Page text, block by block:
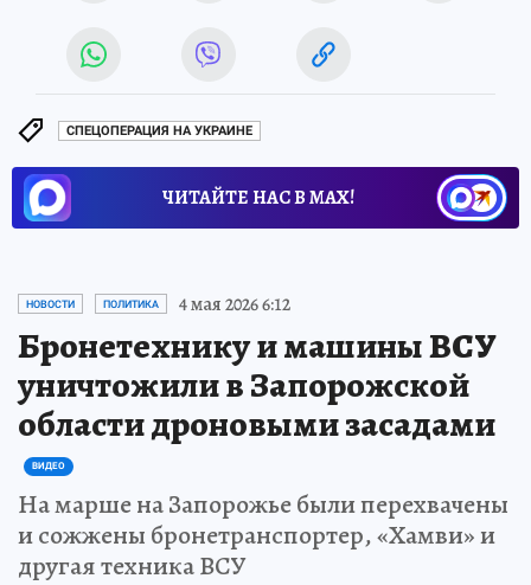
СПЕЦОПЕРАЦИЯ НА УКРАИНЕ
ЧИТАЙТЕ НАС В МАХ!
НОВОСТИ ПОЛИТИКА 4 мая 2026 6:12
Бронетехнику и машины ВСУ
уничтожили в Запорожской
области дроновыми засадами
ВИДЕО
На марше на Запорожье были перехвачены
и сожжены бронетранспортер, «Хамви» и
другая техника ВСУ